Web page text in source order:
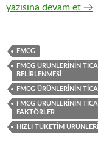
32-Hızlı tüketim
yazısına devam et →
FMCG
FMCG ÜRÜNLERININ
BELIRLENMESI
FMCG ÜRÜNLERININ
FMCG ÜRÜNLERININ
FAKTÖRLER
HIZLI TÜKETIM